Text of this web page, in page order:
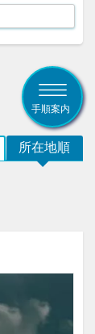
手順案内
所在地順